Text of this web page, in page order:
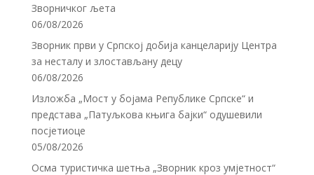
Зворничког љета
06/08/2026
Зворник први у Српској добија канцеларију Центра
за несталу и злостављану децу
06/08/2026
Изложба „Мост у бојама Републике Српске“ и
представа „Патуљкова књига бајки“ одушевили
посјетиоце
05/08/2026
Осма туристичка шетња „Зворник кроз умјетност“